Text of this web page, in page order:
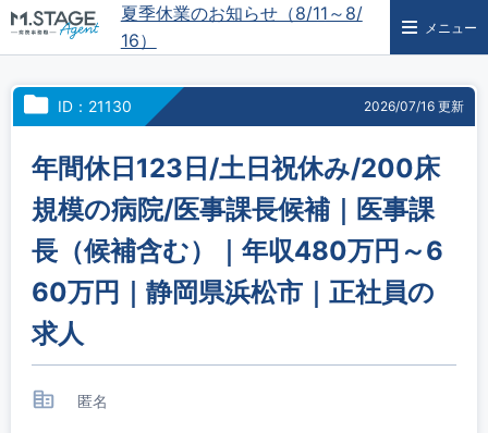
夏季休業のお知らせ（8/11～8/
16）
メニュー
ID：21130 2026/07/16 更新
年間休日123日/土日祝休み/200床
規模の病院/医事課長候補｜医事課
長（候補含む）｜年収480万円～6
60万円｜静岡県浜松市｜正社員の
求人
匿名